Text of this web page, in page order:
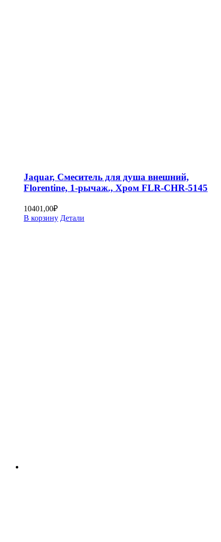
Jaquar, Смеситель для душа внешний,
Florentine, 1-рычаж., Хром FLR-CHR-5145
10401,00₽
В корзину Детали